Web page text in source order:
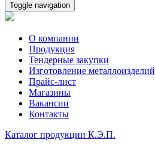
Toggle navigation
О компании
Продукция
Тендерные закупки
Изготовление металлоизделий
Прайс-лист
Магазины
Вакансии
Контакты
Каталог продукции К.Э.П.